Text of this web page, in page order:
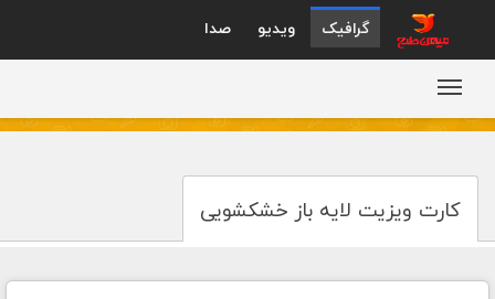
گرافیک ویدیو صدا
کارت ویزیت لایه باز خشکشویی